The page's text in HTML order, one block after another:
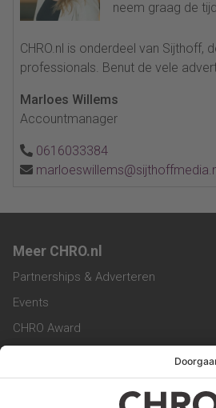
neem graag de
CHRO.nl is onderdeel van Sijthoff,
professionals. Benut de vele
Marloes Willems
Accountmanager
0616033384
Meer CHRO.nl
Partnerships & Adverteren
Events
CHRO Award
CHRO Magazine